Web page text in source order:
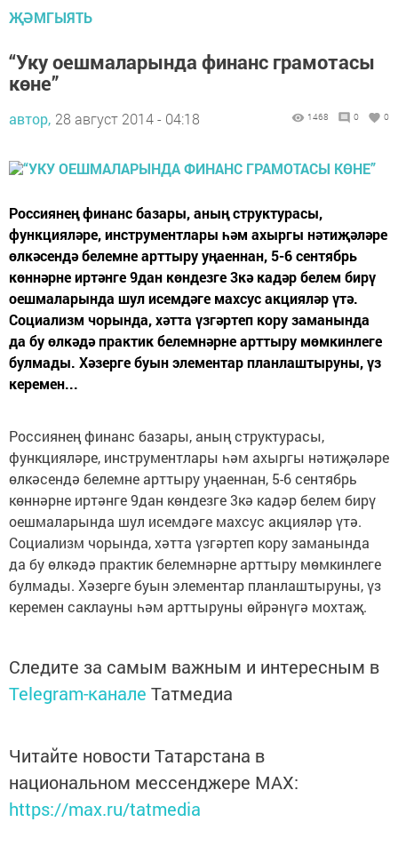
ҖӘМГЫЯТЬ
“Уку оешмаларында финанс грамотасы
көне”
автор, 28 август 2014 - 04:18 1468 0 0
Россиянең финанс базары, аның структурасы,
функцияләре, инструментлары һәм ахыргы нәтиҗәләре
өлкәсендә белемне арттыру уңаеннан, 5-6 сентябрь
көннәрне иртәнге 9дан көндезге 3кә кадәр белем бирү
оешмаларында шул исемдәге махсус акцияләр үтә.
Социализм чорында, хәтта үзгәртеп кору заманында
да бу өлкәдә практик белемнәрне арттыру мөмкинлеге
булмады. Хәзерге буын элементар планлаштыруны, үз
керемен...
Россиянең финанс базары, аның структурасы,
функцияләре, инструментлары һәм ахыргы нәтиҗәләре
өлкәсендә белемне арттыру уңаеннан, 5-6 сентябрь
көннәрне иртәнге 9дан көндезге 3кә кадәр белем бирү
оешмаларында шул исемдәге махсус акцияләр үтә.
Социализм чорында, хәтта үзгәртеп кору заманында
да бу өлкәдә практик белемнәрне арттыру мөмкинлеге
булмады. Хәзерге буын элементар планлаштыруны, үз
керемен саклауны һәм арттыруны өйрәнүгә мохтаҗ.
Следите за самым важным и интересным в
Telegram-канале Татмедиа
Читайте новости Татарстана в
национальном мессенджере MАХ:
https://max.ru/tatmedia